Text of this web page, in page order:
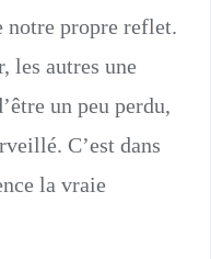
notre propre reflet.
les autres une
un peu perdu,
C’est dans
la vraie